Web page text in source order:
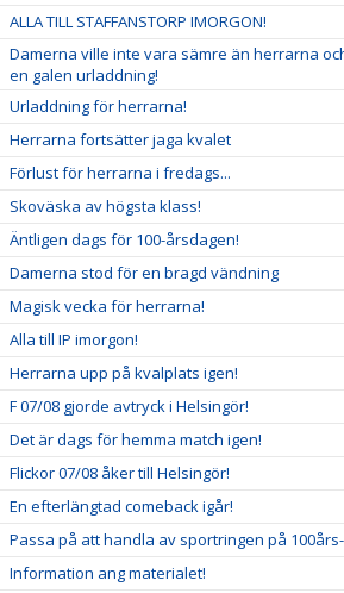
ALLA TILL STAFFANSTORP IMORGON!
Damerna ville inte vara sämre än herrarna
en galen urladdning!
Urladdning för herrarna!
Herrarna fortsätter jaga kvalet
Förlust för herrarna i fredags...
Skoväska av högsta klass!
Äntligen dags för 100-årsdagen!
Damerna stod för en bragd vändning
Magisk vecka för herrarna!
Alla till IP imorgon!
Herrarna upp på kvalplats igen!
F 07/08 gjorde avtryck i Helsingör!
Det är dags för hemma match igen!
Flickor 07/08 åker till Helsingör!
En efterlängtad comeback igår!
Passa på att handla av sportringen på
Information ang materialet!